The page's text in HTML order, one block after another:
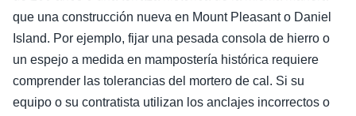
que una construcción nueva en Mount Pleasant o Daniel
Island. Por ejemplo, fijar una pesada consola de hierro o
un espejo a medida en mampostería histórica requiere
comprender las tolerancias del mortero de cal. Si su
equipo o su contratista utilizan los anclajes incorrectos o